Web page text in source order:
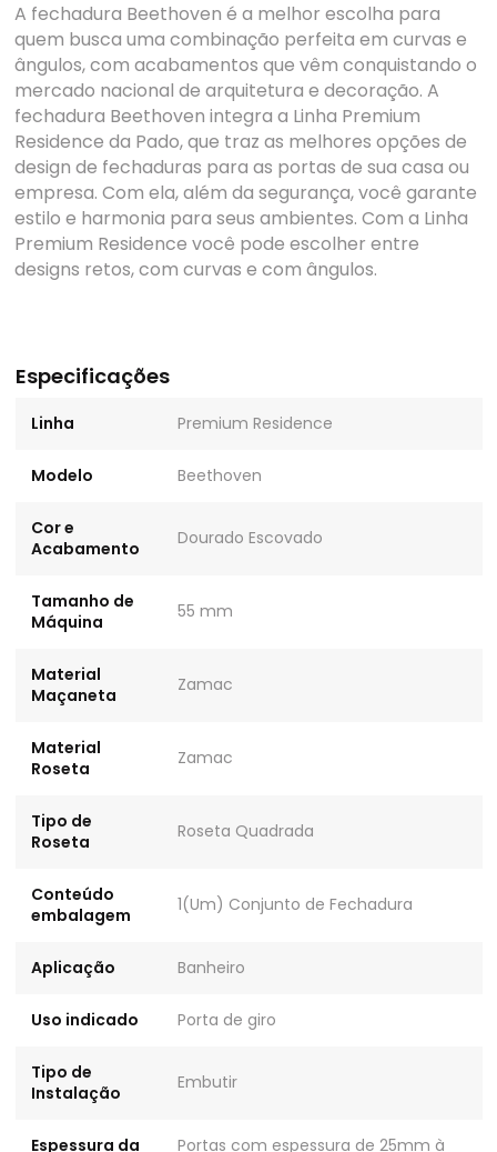
A fechadura Beethoven é a melhor escolha para
quem busca uma combinação perfeita em curvas e
ângulos, com acabamentos que vêm conquistando o
mercado nacional de arquitetura e decoração. A
fechadura Beethoven integra a Linha Premium
Residence da Pado, que traz as melhores opções de
design de fechaduras para as portas de sua casa ou
empresa. Com ela, além da segurança, você garante
estilo e harmonia para seus ambientes. Com a Linha
Premium Residence você pode escolher entre
designs retos, com curvas e com ângulos.
Especificações
Linha Premium Residence
Modelo Beethoven
Cor e
Acabamento
Dourado Escovado
Tamanho de
Máquina
55 mm
Material
Maçaneta
Zamac
Material
Roseta
Zamac
Tipo de
Roseta
Roseta Quadrada
Conteúdo
embalagem
1(Um) Conjunto de Fechadura
Aplicação Banheiro
Uso indicado Porta de giro
Tipo de
Instalação
Embutir
Espessura da Portas com espessura de 25mm à